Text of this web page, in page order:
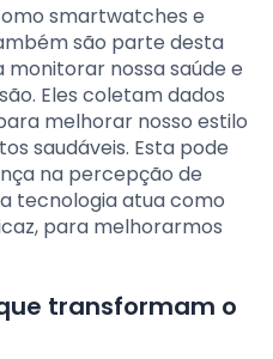
smartwatches e
são parte desta
monitorar nossa saúde e
Eles coletam dados
melhorar nosso estilo
saudáveis. Esta pode
na percepção de
tecnologia atua como
para melhorarmos
transformam o